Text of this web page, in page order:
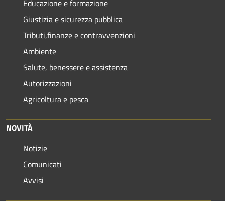
Educazione e formazione
Giustizia e sicurezza pubblica
Tributi,finanze e contravvenzioni
Ambiente
Salute, benessere e assistenza
Autorizzazioni
Agricoltura e pesca
NOVITÀ
Notizie
Comunicati
Avvisi